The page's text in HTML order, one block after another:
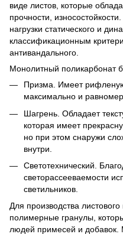
виде листов, которые
прочности,
нагрузки статического и
классификационным
антивандального.
Монолитный поликарбонат
Призма. Имеет
максимально и
Шагрень. Обладает
которая имеет
но при этом снаружи
внутри.
Светотехнический.
светорассееваемости
светильников.
Для производства
полимерные гранулы,
людей примесей и добавок.